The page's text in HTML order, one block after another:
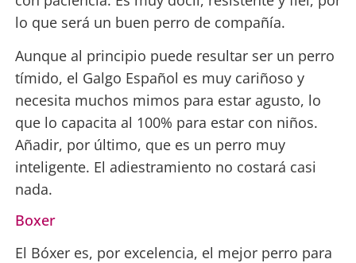
lo que será un buen perro de compañía.
Aunque al principio puede resultar ser un perro
tímido, el Galgo Español es muy cariñoso y
necesita muchos mimos para estar agusto, lo
que lo capacita al 100% para estar con niños.
Añadir, por último, que es un perro muy
inteligente. El adiestramiento no costará casi
nada.
Boxer
El Bóxer es, por excelencia, el mejor perro para